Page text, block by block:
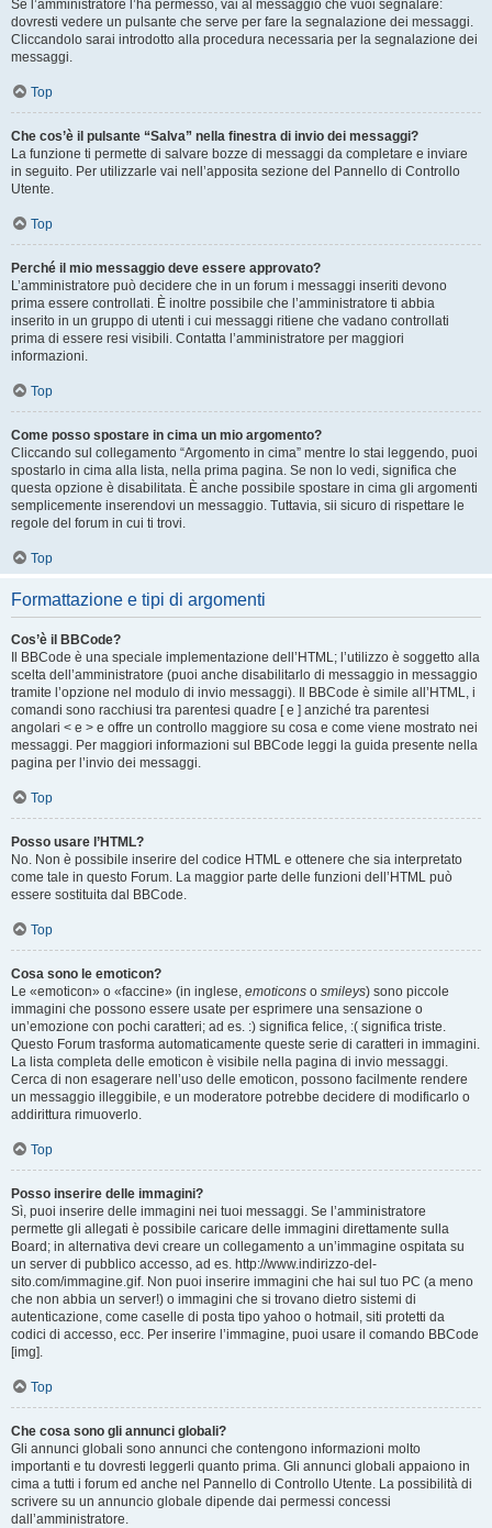
Se l’amministratore l’ha permesso, vai al messaggio che vuoi segnalare:
dovresti vedere un pulsante che serve per fare la segnalazione dei messaggi.
Cliccandolo sarai introdotto alla procedura necessaria per la segnalazione dei
messaggi.
Top
Che cos’è il pulsante “Salva” nella finestra di invio dei messaggi?
La funzione ti permette di salvare bozze di messaggi da completare e inviare
in seguito. Per utilizzarle vai nell’apposita sezione del Pannello di Controllo
Utente.
Top
Perché il mio messaggio deve essere approvato?
L’amministratore può decidere che in un forum i messaggi inseriti devono
prima essere controllati. È inoltre possibile che l’amministratore ti abbia
inserito in un gruppo di utenti i cui messaggi ritiene che vadano controllati
prima di essere resi visibili. Contatta l’amministratore per maggiori
informazioni.
Top
Come posso spostare in cima un mio argomento?
Cliccando sul collegamento “Argomento in cima” mentre lo stai leggendo, puoi
spostarlo in cima alla lista, nella prima pagina. Se non lo vedi, significa che
questa opzione è disabilitata. È anche possibile spostare in cima gli argomenti
semplicemente inserendovi un messaggio. Tuttavia, sii sicuro di rispettare le
regole del forum in cui ti trovi.
Top
Formattazione e tipi di argomenti
Cos’è il BBCode?
Il BBCode è una speciale implementazione dell’HTML; l’utilizzo è soggetto alla
scelta dell’amministratore (puoi anche disabilitarlo di messaggio in messaggio
tramite l’opzione nel modulo di invio messaggi). Il BBCode è simile all’HTML, i
comandi sono racchiusi tra parentesi quadre [ e ] anziché tra parentesi
angolari < e > e offre un controllo maggiore su cosa e come viene mostrato nei
messaggi. Per maggiori informazioni sul BBCode leggi la guida presente nella
pagina per l’invio dei messaggi.
Top
Posso usare l’HTML?
No. Non è possibile inserire del codice HTML e ottenere che sia interpretato
come tale in questo Forum. La maggior parte delle funzioni dell’HTML può
essere sostituita dal BBCode.
Top
Cosa sono le emoticon?
Le «emoticon» o «faccine» (in inglese, emoticons o smileys) sono piccole
immagini che possono essere usate per esprimere una sensazione o
un’emozione con pochi caratteri; ad es. :) significa felice, :( significa triste.
Questo Forum trasforma automaticamente queste serie di caratteri in immagini.
La lista completa delle emoticon è visibile nella pagina di invio messaggi.
Cerca di non esagerare nell’uso delle emoticon, possono facilmente rendere
un messaggio illeggibile, e un moderatore potrebbe decidere di modificarlo o
addirittura rimuoverlo.
Top
Posso inserire delle immagini?
Sì, puoi inserire delle immagini nei tuoi messaggi. Se l’amministratore
permette gli allegati è possibile caricare delle immagini direttamente sulla
Board; in alternativa devi creare un collegamento a un’immagine ospitata su
un server di pubblico accesso, ad es. http://www.indirizzo-del-
sito.com/immagine.gif. Non puoi inserire immagini che hai sul tuo PC (a meno
che non abbia un server!) o immagini che si trovano dietro sistemi di
autenticazione, come caselle di posta tipo yahoo o hotmail, siti protetti da
codici di accesso, ecc. Per inserire l’immagine, puoi usare il comando BBCode
[img].
Top
Che cosa sono gli annunci globali?
Gli annunci globali sono annunci che contengono informazioni molto
importanti e tu dovresti leggerli quanto prima. Gli annunci globali appaiono in
cima a tutti i forum ed anche nel Pannello di Controllo Utente. La possibilità di
scrivere su un annuncio globale dipende dai permessi concessi
dall’amministratore.